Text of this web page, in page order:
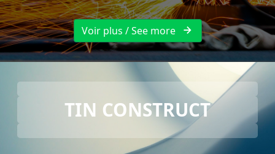
Voir plus / See more
TIN CONSTRUCT